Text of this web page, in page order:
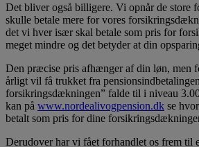
Det bliver også billigere. Vi opnår de store
skulle betale mere for vores
det vi hver især skal betale som pris for
meget mindre og det betyder at din
Den præcise pris afhænger af din løn, men
årligt vil få trukket fra
forsikringsdækningen” falde til i niveau
kan på www.nordealivogpension.dk se
betalt som pris for dine
Derudover har vi fået forhandlet os frem til